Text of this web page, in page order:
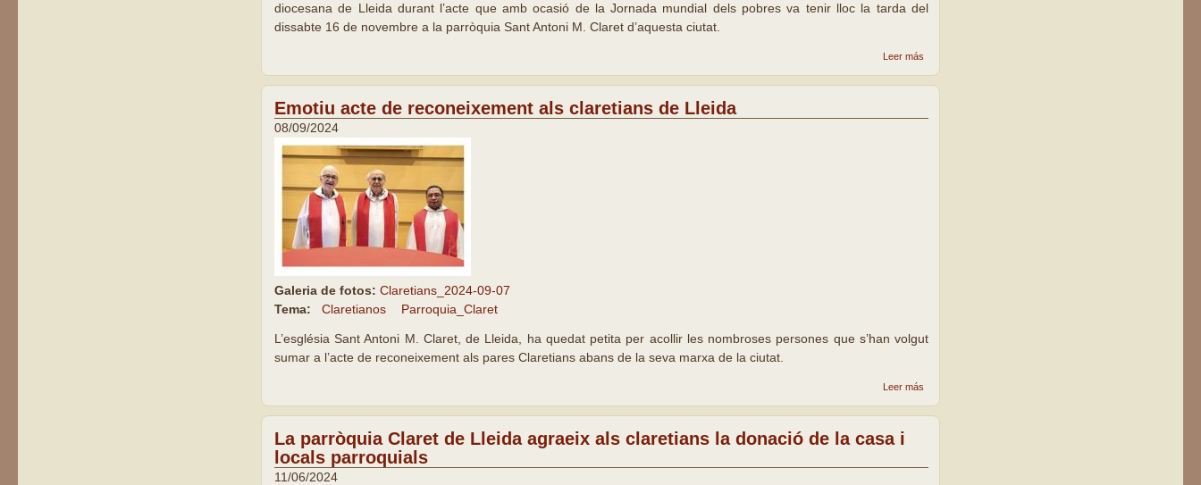
diocesana de Lleida durant l’acte que amb ocasió de la Jornada mundial dels pobres va tenir lloc la tarda del
dissabte 16 de novembre a la parròquia Sant Antoni M. Claret d’aquesta ciutat.
Leer más
canviat
Emotiu acte de reconeixement als claretians de Lleida
08/09/2024
Galeria de fotos: Claretians_2024-09-07
Tema:
Claretianos Parroquia_Claret
L’església Sant Antoni M. Claret, de Lleida, ha quedat petita per acollir les nombroses persones que s’han volgut
sumar a l’acte de reconeixement als pares Claretians abans de la seva marxa de la ciutat.
Leer más
als claretians
La parròquia Claret de Lleida agraeix als claretians la donació de la casa i
locals parroquials
11/06/2024